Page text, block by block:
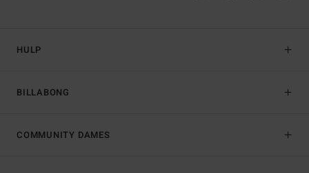
HULP
BILLABONG
COMMUNITY DAMES